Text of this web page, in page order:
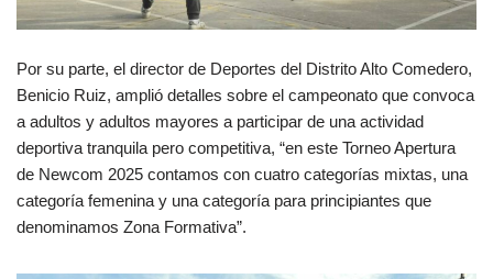
Por su parte, el director de Deportes del Distrito Alto Comedero,
Benicio Ruiz, amplió detalles sobre el campeonato que convoca
a adultos y adultos mayores a participar de una actividad
deportiva tranquila pero competitiva, “en este Torneo Apertura
de Newcom 2025 contamos con cuatro categorías mixtas, una
categoría femenina y una categoría para principiantes que
denominamos Zona Formativa”.